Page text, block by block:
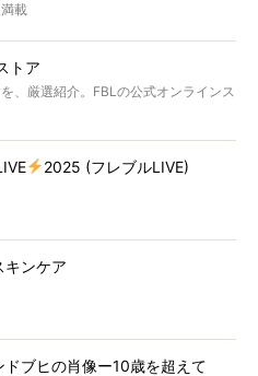
載
トア
、厳選紹介。FBLの公式オンラインス
2025 (フレブルLIVE)
キンケア
ドブヒの肖像ー10歳を超えて